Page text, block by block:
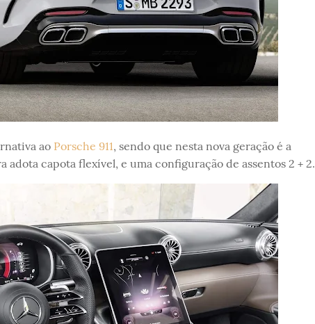
ao Porsche 911, sendo que nesta nova geração é a
adota capota flexível, e uma configuração de assentos 2 + 2.